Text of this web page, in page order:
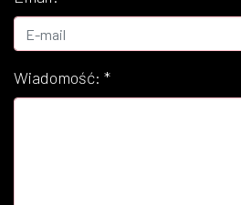
Wiadomość: *